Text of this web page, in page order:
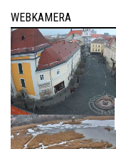
WEBKAMERA